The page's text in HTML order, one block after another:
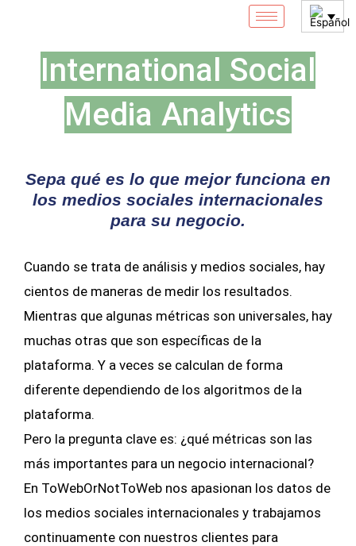
International Social
Media Analytics
Sepa qué es lo que mejor funciona en
los medios sociales internacionales
para su negocio.
Cuando se trata de análisis y medios sociales, hay
cientos de maneras de medir los resultados.
Mientras que algunas métricas son universales, hay
muchas otras que son específicas de la
plataforma. Y a veces se calculan de forma
diferente dependiendo de los algoritmos de la
plataforma.
Pero la pregunta clave es: ¿qué métricas son las
más importantes para un negocio internacional?
En ToWebOrNotToWeb nos apasionan los datos de
los medios sociales internacionales y trabajamos
continuamente con nuestros clientes para